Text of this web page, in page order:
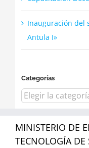
Inauguración del
Antula I»
Categorías
Categorías
MINISTERIO DE
TECNOLOGÍA DE